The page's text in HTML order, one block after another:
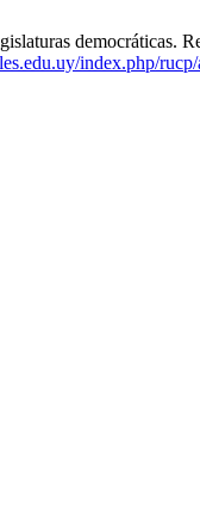
democráticas.
index.php/